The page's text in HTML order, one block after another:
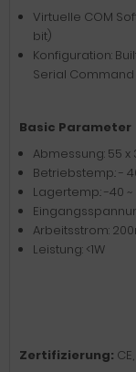
Virtuelle COM
bit)
Konfiguration:
Serial Command
Basic Parameter
Abmessung: 55 x
Betriebstemp.: -
Lagertemp.: -40 ~
Arbeitsstrom:
Leistung: <1W
Zertifizierung: